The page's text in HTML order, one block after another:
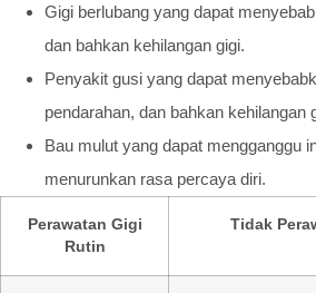
Gigi berlubang yang dapat
dan bahkan kehilangan gigi.
Penyakit gusi yang dapat
pendarahan, dan bahkan kehilangan
Bau mulut yang dapat mengganggu
menurunkan rasa percaya diri.
Perawatan Gigi
Rutin
Tidak